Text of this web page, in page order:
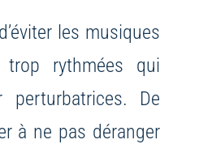
les musiques
rythmées qui
perturbatrices. De
à ne pas déranger